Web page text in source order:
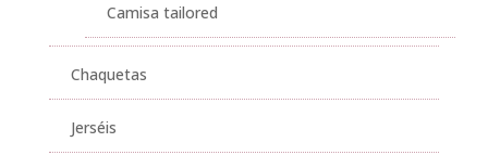
Camisa tailored
Chaquetas
Jerséis